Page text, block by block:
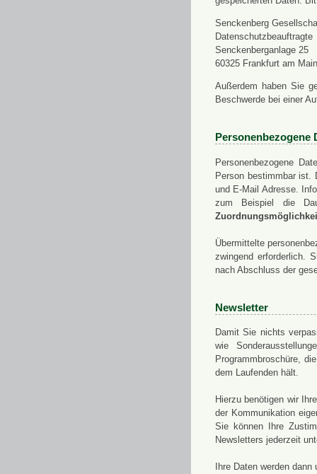
Senckenberg
Datenschutzbeauftragte
Senckenberganlage 25
60325 Frankfurt am Main
Außerdem haben Sie
Beschwerde bei einer
Personenbezogene
Personenbezogene
Person bestimmbar ist.
und E-Mail Adresse.
zum Beispiel die
Übermittelte
zwingend erforderlich.
nach Abschluss der
Newsletter
Damit Sie nichts
wie
Programmbroschüre,
dem Laufenden hält.
Hierzu benötigen wir
der Kommunikation
Sie können Ihre
Newsletters jederzeit
Ihre Daten werden